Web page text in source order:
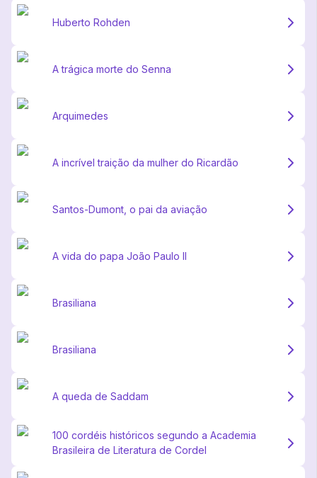
Huberto Rohden
A trágica morte do Senna
Arquimedes
A incrível traição da mulher do Ricardão
Santos-Dumont, o pai da aviação
A vida do papa João Paulo II
Brasiliana
Brasiliana
A queda de Saddam
100 cordéis históricos segundo a Academia
Brasileira de Literatura de Cordel